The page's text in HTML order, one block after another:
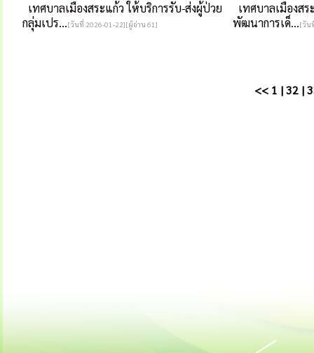
เทศบาลเมืองสระแก้ว ให้บริการรับ-ส่งผู้ป่วย
กลุ่มเปร...[วันที่ 2026-01-22][ผู้อ่าน 61]
เทศบาลเมืองส
พัฒนาการเด็...[วัน
<< 1 |32 |